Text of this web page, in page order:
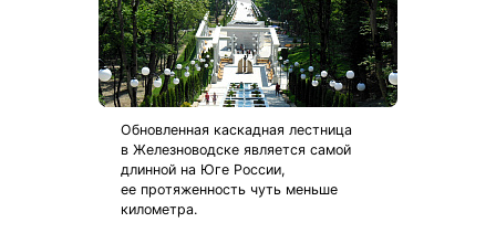
Обновленная каскадная лестница
в Железноводске является самой
длинной на Юге России,
ее протяженность чуть меньше
километра.